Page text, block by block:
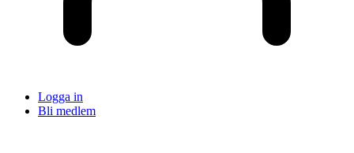
Logga in
Bli medlem